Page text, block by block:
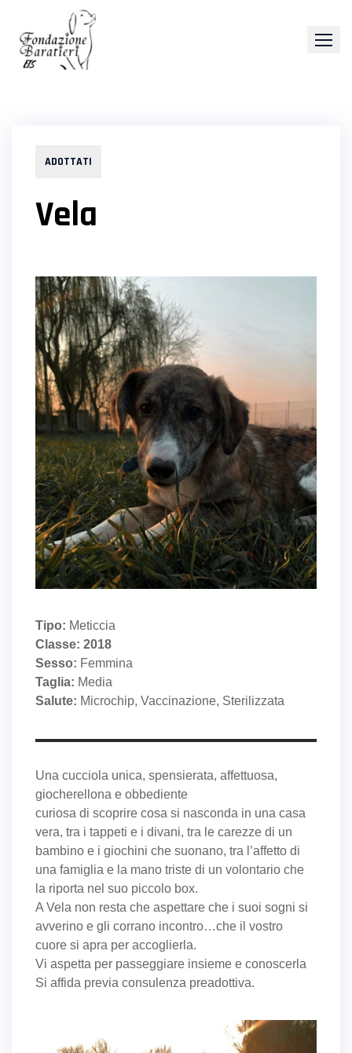
content
ADOTTATI
Vela
Tipo: Meticcia
Classe: 2018
Sesso: Femmina
Taglia: Media
Salute: Microchip, Vaccinazione, Sterilizzata
Una cucciola unica, spensierata, affettuosa,
giocherellona e obbediente
curiosa di scoprire cosa si nasconda in una casa
vera, tra i tappeti e i divani, tra le carezze di un
bambino e i giochini che suonano, tra l’affetto di
una famiglia e la mano triste di un volontario che
la riporta nel suo piccolo box.
A Vela non resta che aspettare che i suoi sogni si
avverino e gli corrano incontro…che il vostro
cuore si apra per accoglierla.
Vi aspetta per passeggiare insieme e conoscerla
Si affida previa consulenza preadottiva.